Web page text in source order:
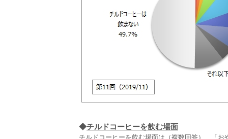
◆チルドコーヒーを飲む場面
チルドコーヒーを飲む場面は（複数回答）、「